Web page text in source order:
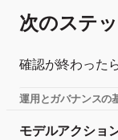
次のステ
確認が終わった
運用とガバナンスの
モデルアクショ